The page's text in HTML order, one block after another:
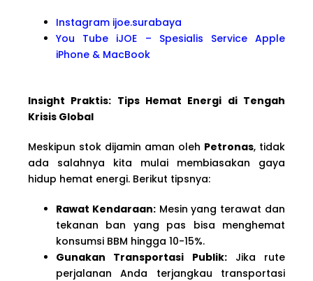
Instagram ijoe.surabaya
You Tube iJOE – Spesialis Service Apple
iPhone & MacBook
Insight Praktis: Tips Hemat Energi di Tengah
Krisis Global
Meskipun stok dijamin aman oleh Petronas, tidak
ada salahnya kita mulai membiasakan gaya
hidup hemat energi. Berikut tipsnya:
Rawat Kendaraan:Mesin yang terawat dan
tekanan ban yang pas bisa menghemat
konsumsi BBM hingga 10-15%.
Gunakan Transportasi Publik:Jika rute
perjalanan Anda terjangkau transportasi